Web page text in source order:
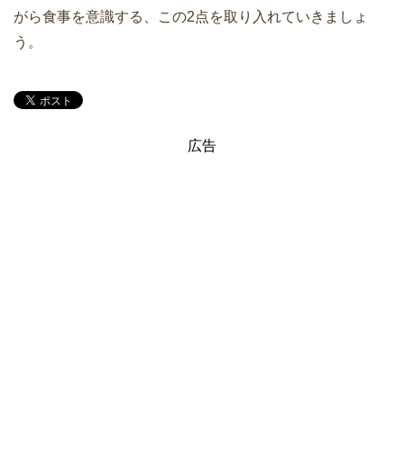
がら食事を意識する、この2点を取り入れていきましょ
う。
広告